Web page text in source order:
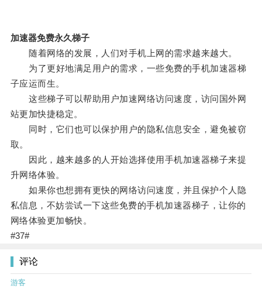
加速器免费永久梯子
随着网络的发展，人们对手机上网的需求越来越大。
为了更好地满足用户的需求，一些免费的手机加速器梯
子应运而生。
这些梯子可以帮助用户加速网络访问速度，访问国外网
站更加快捷稳定。
同时，它们也可以保护用户的隐私信息安全，避免被窃
取。
因此，越来越多的人开始选择使用手机加速器梯子来提
升网络体验。
如果你也想拥有更快的网络访问速度，并且保护个人隐
私信息，不妨尝试一下这些免费的手机加速器梯子，让你的
网络体验更加畅快。
#37#
评论
游客